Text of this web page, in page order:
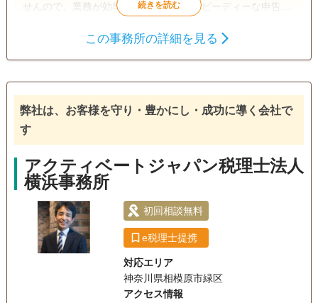
せんので、業務が効率化されており、スピーディーな申告を
有しますので、土地評価の見立てだけでなく、金融・保険の
ます。 ☆税務調査対策に有効といわれている書面添付制度に
で、ご要望に沿った申告ができます。 ☆令和5年には相鉄線
利になります。 ☆事務所設立の趣旨に鑑み相続人間での係争
案件はお取り扱いしていません。
生前贈与
戸籍収集 相続税対策 相続人調査
電話相談可
18時以降相談可 オンライン面談可 事務所面談可
この事務所の詳細を見る
弊社は、お客様を守り・豊かにし・成功に導く会社で
す
アクティベートジャパン税理士法人
横浜事務所
初回相談無料
e税理士提携
対応エリア
神奈川県相模原市緑区
アクセス情報